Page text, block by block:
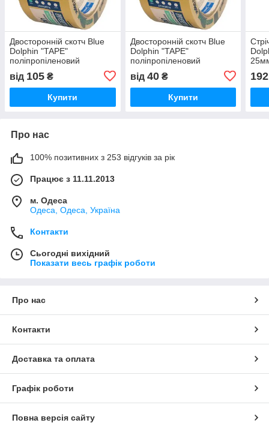
Двосторонній скотч Blue
Dolphin "TAPE"
поліпропіленовий
від 105 ₴
Купити
Двосторонній скотч Blue
Dolphin "TAPE"
поліпропіленовий
від 40₴
Купити
192
Про нас
100% позитивних з 253 відгуків за рік
Працює з 11.11.2013
м. Одеса
Одеса, Одеса, Україна
Контакти
Сьогодні вихідний
Показати весь графік роботи
Про нас
Контакти
Доставка та оплата
Графік роботи
Повна версія сайту